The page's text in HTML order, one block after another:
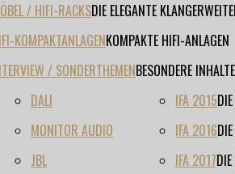
/ HIFI-RACKSDIE ELEGANTE
KOMPAKTANLAGENKOMPAKTE HIFI-ANLAGEN
/ SONDERTHEMENBESONDERE INHALTE
DALI
MONITOR AUDIO
JBL
IFA 2015
IFA 2016
IFA 2017